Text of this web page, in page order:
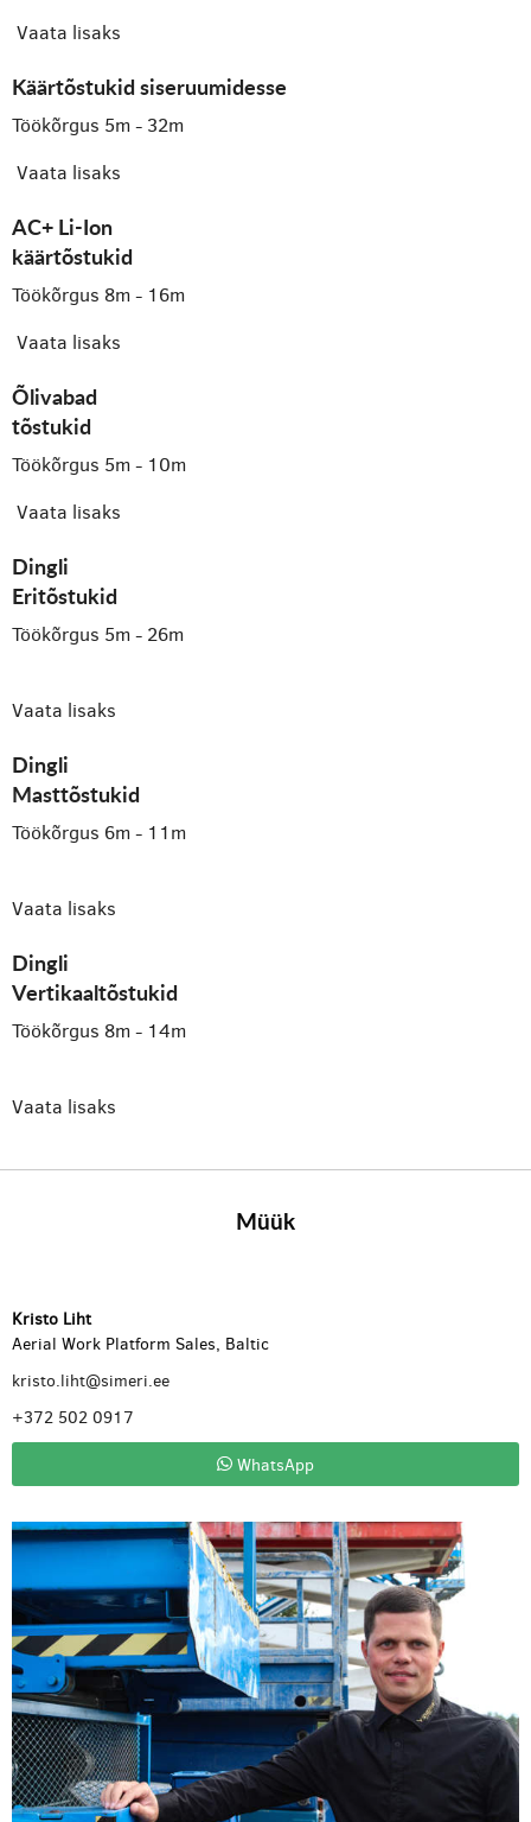
Vaata lisaks
Käärtõstukid siseruumidesse
Töökõrgus 5m - 32m
Vaata lisaks
AC+ Li-Ion
käärtõstukid
Töökõrgus 8m - 16m
Vaata lisaks
Õlivabad
tõstukid
Töökõrgus 5m - 10m
Vaata lisaks
Dingli
Eritõstukid
Töökõrgus 5m - 26m
Vaata lisaks
Dingli
Masttõstukid
Töökõrgus 6m - 11m
Vaata lisaks
Dingli
Vertikaaltõstukid
Töökõrgus 8m - 14m
Vaata lisaks
Müük
Kristo Liht
Aerial Work Platform Sales, Baltic
kristo.liht@simeri.ee
+372 502 0917
WhatsApp